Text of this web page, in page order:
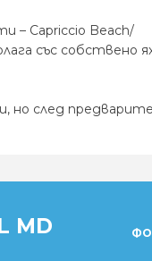
– Capriccio Beach/
със
но след
MD